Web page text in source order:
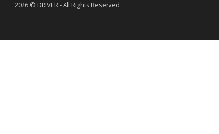
2026 © DRIVER - All Rights Reserved